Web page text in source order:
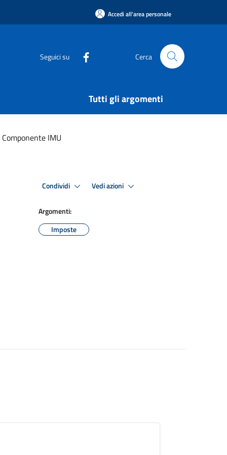
Accedi all'area personale
Seguici su Cerca
Tutti gli argomenti
IMU
Condividi Vedi azioni
Argomenti:
Imposte